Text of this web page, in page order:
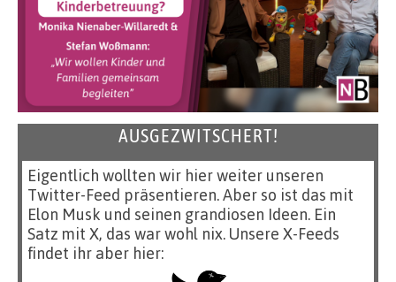
AUSGEZWITSCHERT!
Eigentlich wollten wir hier weiter unseren
Twitter-Feed präsentieren. Aber so ist das mit
Elon Musk und seinen grandiosen Ideen. Ein
Satz mit X, das war wohl nix. Unsere X-Feeds
findet ihr aber hier: